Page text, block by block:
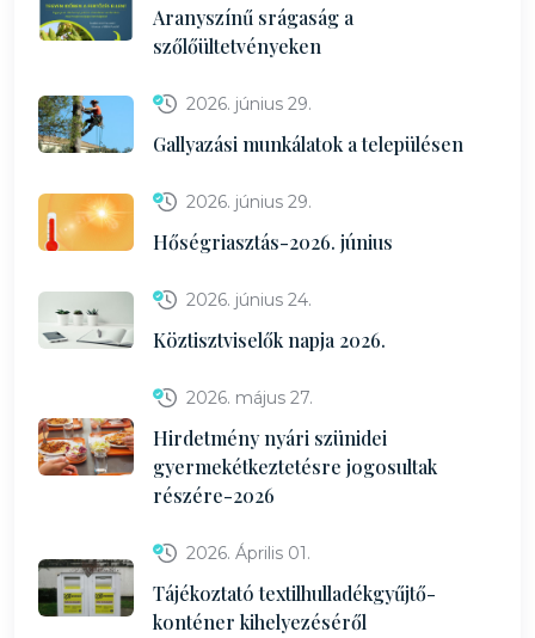
Aranyszínű srágaság a
szőlőültetvényeken
2026. június 29.
Gallyazási munkálatok a településen
2026. június 29.
Hőségriasztás-2026. június
2026. június 24.
Köztisztviselők napja 2026.
2026. május 27.
Hirdetmény nyári szünidei
gyermekétkeztetésre jogosultak
részére-2026
2026. Április 01.
Tájékoztató textilhulladékgyűjtő-
konténer kihelyezéséről